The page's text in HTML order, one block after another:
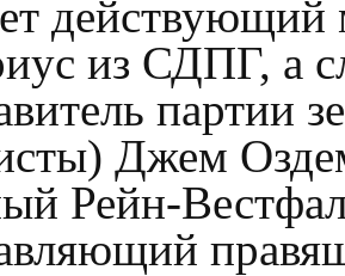
из СДПГ, а
партии
Джем
Рейн-